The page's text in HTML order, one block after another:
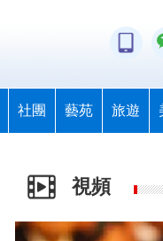
社團 藝苑 旅遊
視頻